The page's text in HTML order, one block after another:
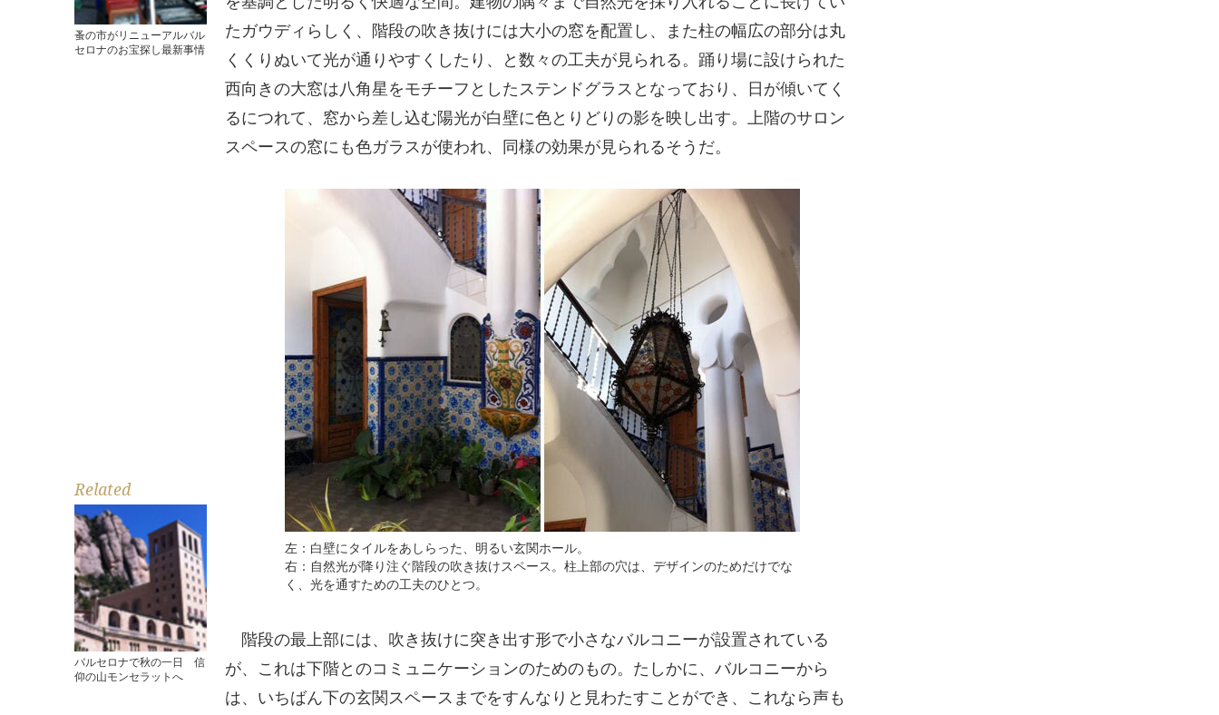
蚤の市がリニューアルバル
セロナのお宝探し最新事情
Related
バルセロナで秋の一日 信
仰の山モンセラットへ
たガウディらしく、階段の吹き抜けには大小の窓を配置し、また柱の幅広の部分は丸
くくりぬいて光が通りやすくしたり、と数々の工夫が見られる。踊り場に設けられた
西向きの大窓は八角星をモチーフとしたステンドグラスとなっており、日が傾いてく
るにつれて、窓から差し込む陽光が白壁に色とりどりの影を映し出す。上階のサロン
スペースの窓にも色ガラスが使われ、同様の効果が見られるそうだ。
左：白壁にタイルをあしらった、明るい玄関ホール。
右：自然光が降り注ぐ階段の吹き抜けスペース。柱上部の穴は、デザインのためだけでな
く、光を通すための工夫のひとつ。
階段の最上部には、吹き抜けに突き出す形で小さなバルコニーが設置されている
が、これは下階とのコミュニケーションのためのもの。たしかに、バルコニーから
は、いちばん下の玄関スペースまでをすんなりと見わたすことができ、これなら声も